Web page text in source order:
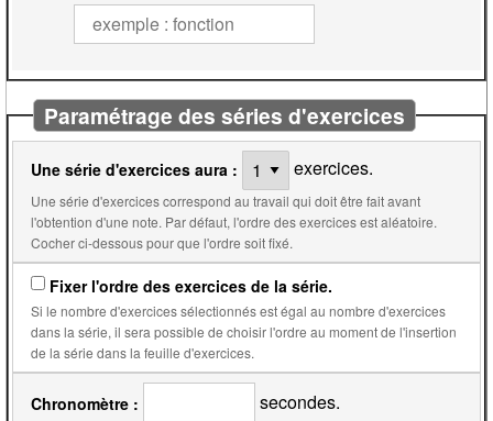
Paramétrage des séries d'exercices
Une série d'exercices aura : exercices.
Une série d'exercices correspond au travail qui doit être fait avant
l'obtention d'une note. Par défaut, l'ordre des exercices est aléatoire.
Cocher ci-dessous pour que l'ordre soit fixé.
Fixer l'ordre des exercices de la série.
Si le nombre d'exercices sélectionnés est égal au nombre d'exercices
dans la série, il sera possible de choisir l'ordre au moment de l'insertion
de la série dans la feuille d'exercices.
Chronomètre : secondes.